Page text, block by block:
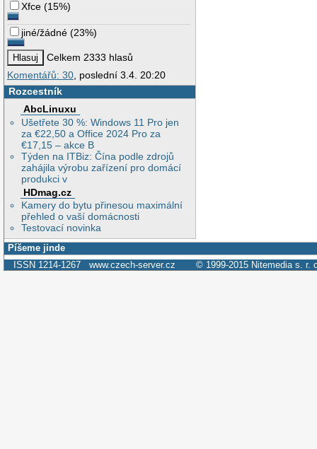
Xfce (15%)
jiné/žádné (23%)
Celkem 2333 hlasů
Komentářů: 30, poslední 3.4. 20:20
Rozcestník
AbcLinuxu
Ušetřete 30 %: Windows 11 Pro jen
za €22,50 a Office 2024 Pro za
€17,15 – akce B
Týden na ITBiz: Čína podle zdrojů
zahájila výrobu zařízení pro domácí
produkci v
HDmag.cz
Kamery do bytu přinesou maximální
přehled o vaší domácnosti
Testovací novinka
Píšeme jinde
ISSN 1214-1267 www.czech-server.cz © 1999-2015 Nitemedia s. r.